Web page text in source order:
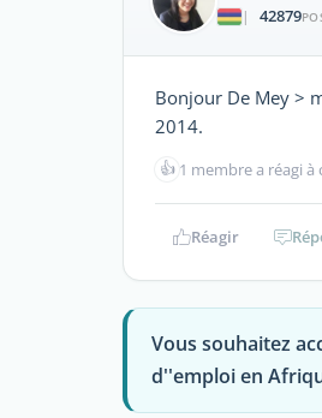
|
42879
Bonjour De Mey >
2014.
👍 1 membre a réagi à
Réagir
Vous souhaitez
d''emploi en